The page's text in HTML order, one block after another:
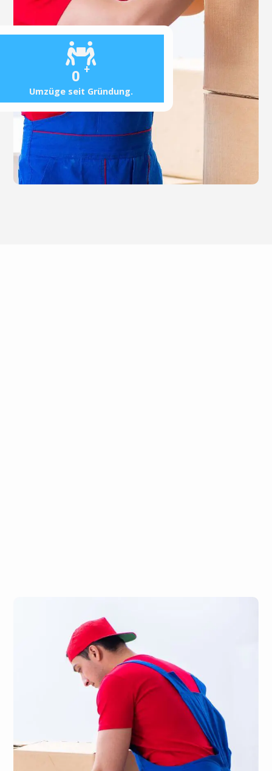
0 +
Umzüge seit Gründung.